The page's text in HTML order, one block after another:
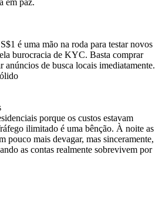
em paz.
é uma mão na roda para testar novos
burocracia de KYC. Basta comprar
anúncios de busca locais imediatamente.
porque os custos estavam
ilimitado é uma bênção. À noite as
pouco mais devagar, mas sinceramente,
as contas realmente sobrevivem por